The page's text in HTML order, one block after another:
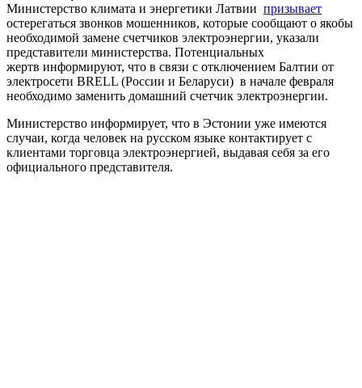
Министерство климата и энергетики Латвии призывает
остерегаться звонков мошенников, которые сообщают о якобы
необходимой замене счетчиков электроэнергии, указали
представители министерства. Потенциальных
жертв информируют, что в связи с отключением Балтии от
электросети BRELL (России и Беларуси) в начале февраля
необходимо заменить домашний счетчик электроэнергии.
Министерство информирует, что в Эстонии уже имеются
случаи, когда человек на русском языке контактирует с
клиентами торговца электроэнергией, выдавая себя за его
официального представителя.